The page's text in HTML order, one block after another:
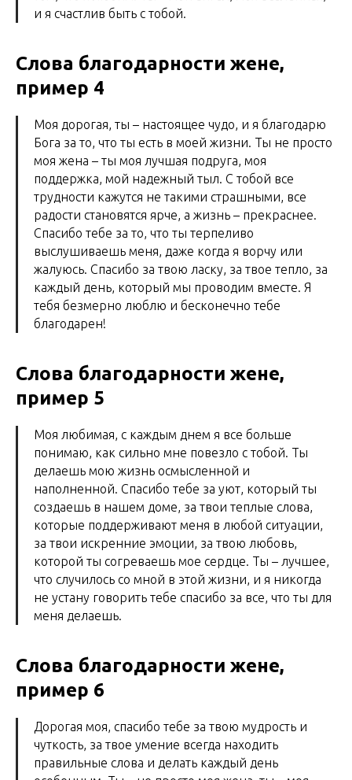
и я счастлив быть с тобой.
Слова благодарности жене,
пример 4
Моя дорогая, ты – настоящее чудо, и я благодарю
Бога за то, что ты есть в моей жизни. Ты не просто
моя жена – ты моя лучшая подруга, моя
поддержка, мой надежный тыл. С тобой все
трудности кажутся не такими страшными, все
радости становятся ярче, а жизнь – прекраснее.
Спасибо тебе за то, что ты терпеливо
выслушиваешь меня, даже когда я ворчу или
жалуюсь. Спасибо за твою ласку, за твое тепло, за
каждый день, который мы проводим вместе. Я
тебя безмерно люблю и бесконечно тебе
благодарен!
Слова благодарности жене,
пример 5
Моя любимая, с каждым днем я все больше
понимаю, как сильно мне повезло с тобой. Ты
делаешь мою жизнь осмысленной и
наполненной. Спасибо тебе за уют, который ты
создаешь в нашем доме, за твои теплые слова,
которые поддерживают меня в любой ситуации,
за твои искренние эмоции, за твою любовь,
которой ты согреваешь мое сердце. Ты – лучшее,
что случилось со мной в этой жизни, и я никогда
не устану говорить тебе спасибо за все, что ты для
меня делаешь.
Слова благодарности жене,
пример 6
Дорогая моя, спасибо тебе за твою мудрость и
чуткость, за твое умение всегда находить
правильные слова и делать каждый день